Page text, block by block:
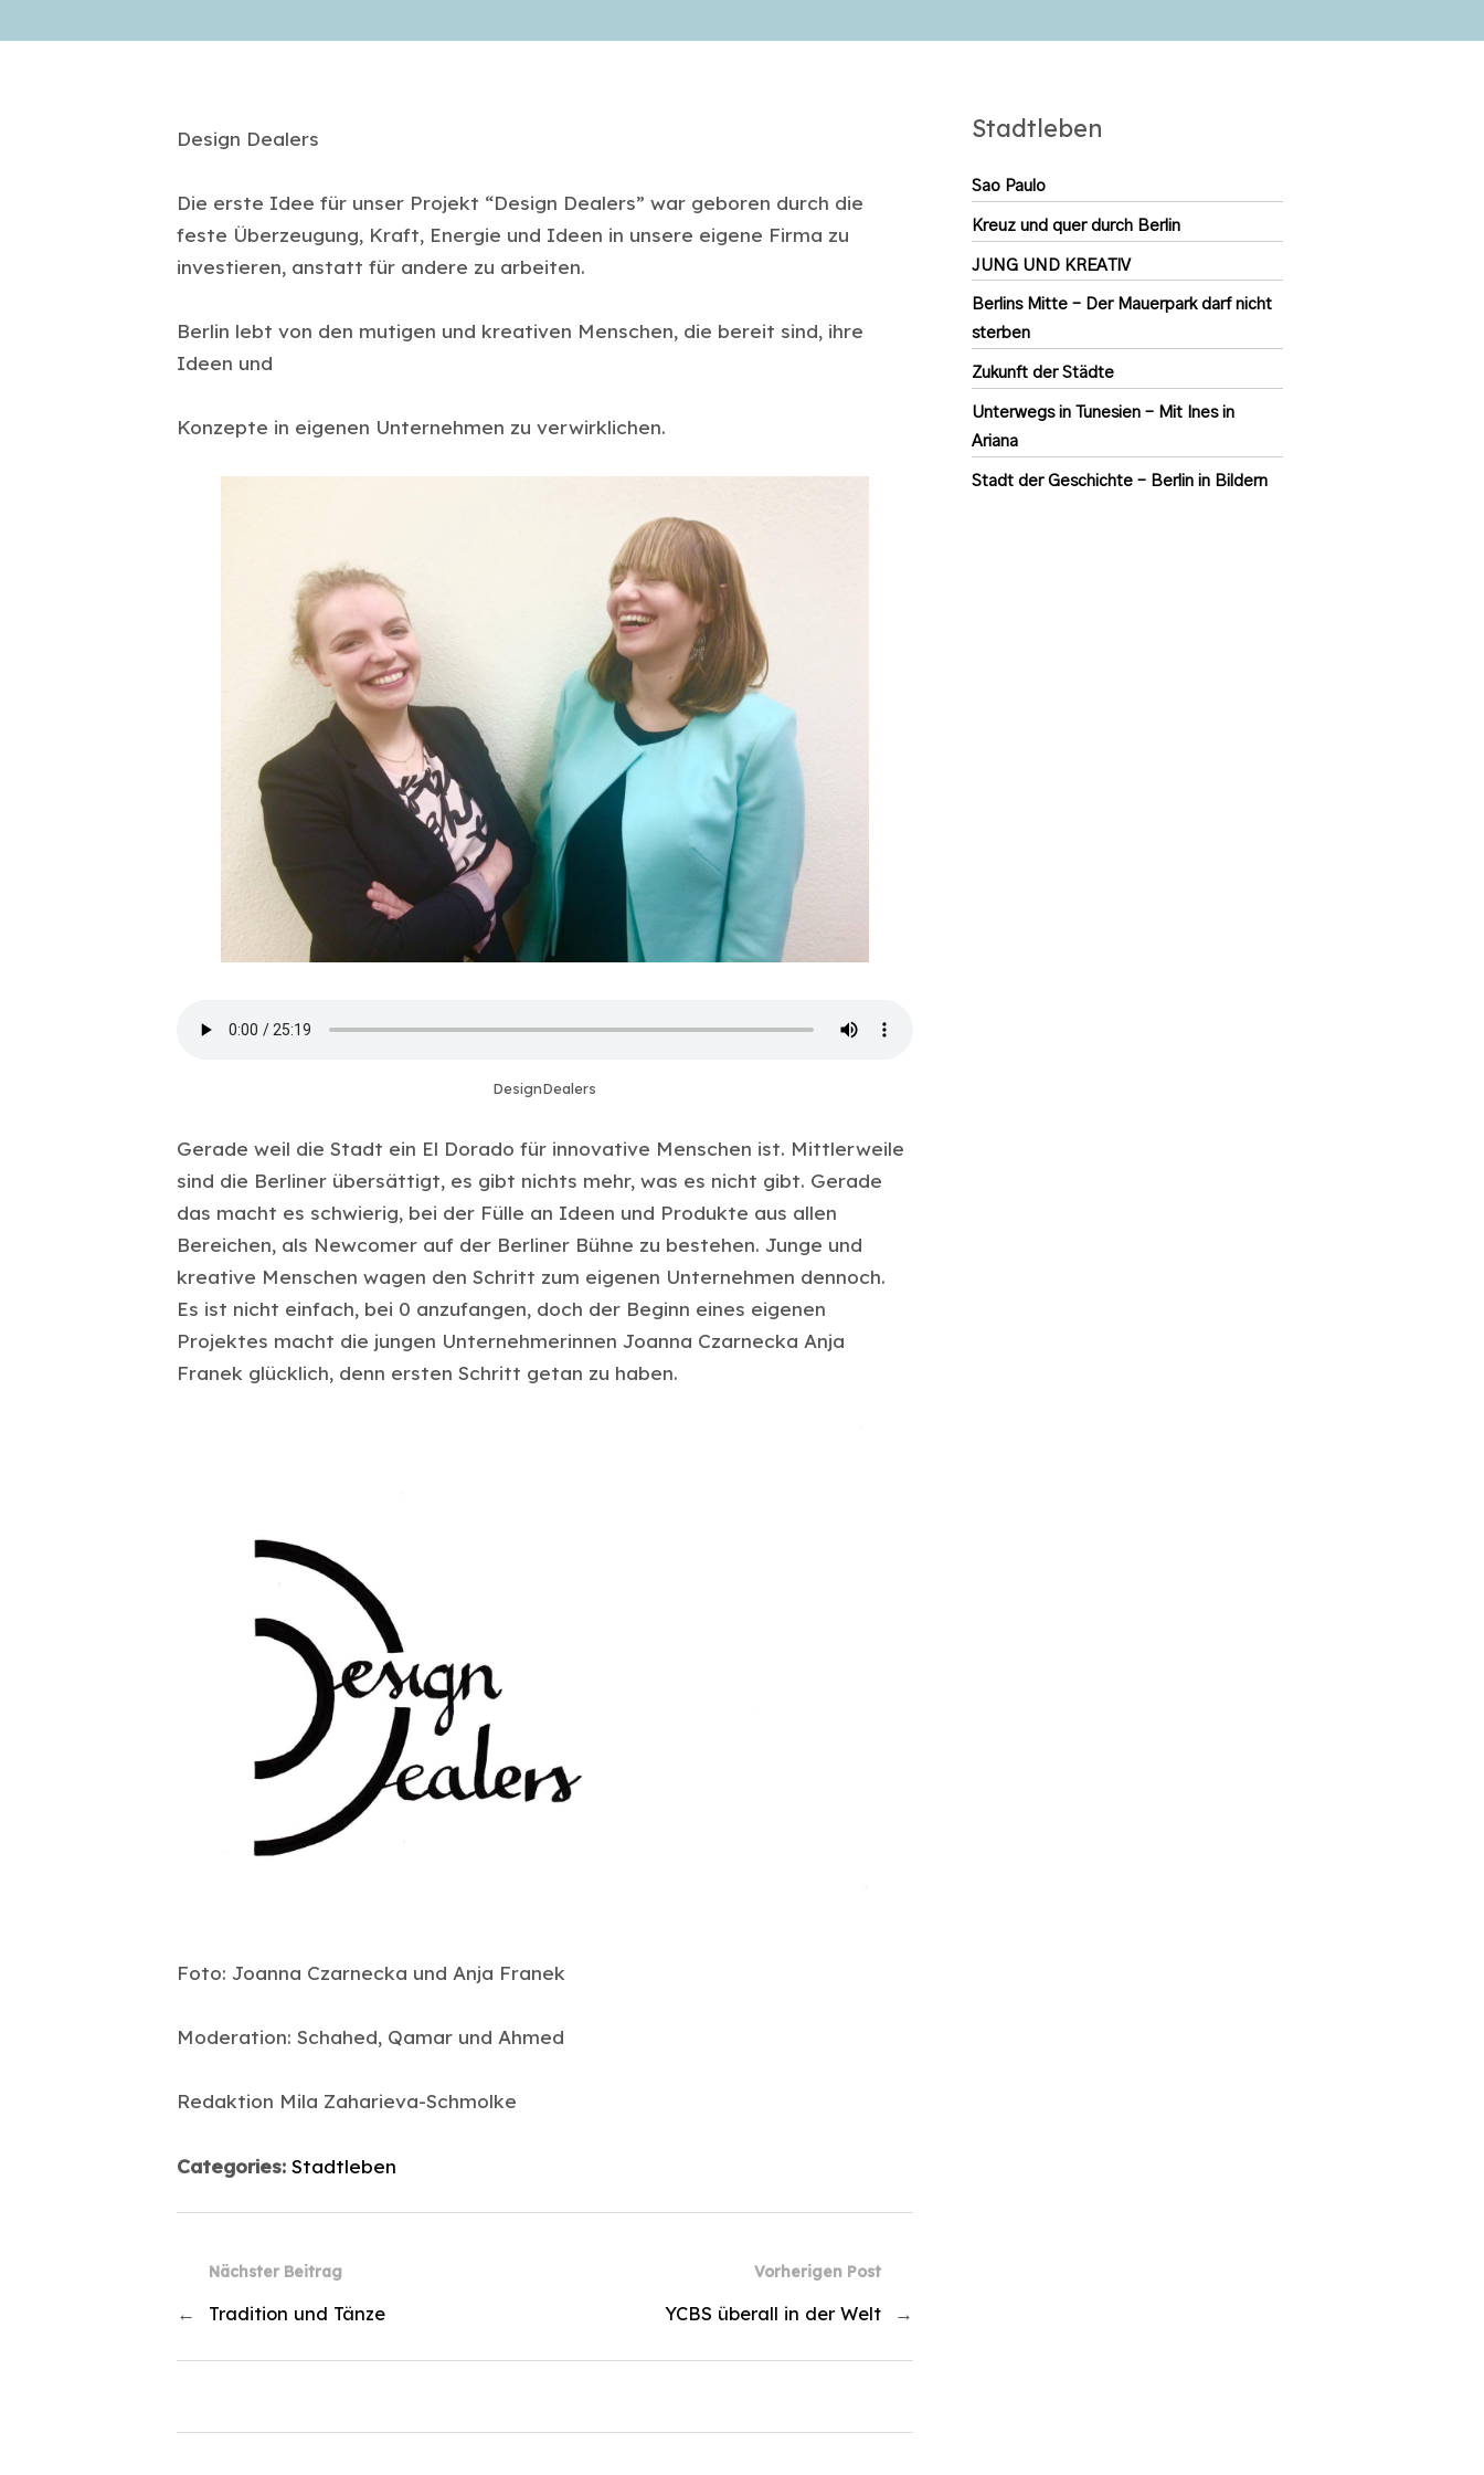
Design Dealers
Die erste Idee für unser Projekt “Design Dealers” war geboren durch die
feste Überzeugung, Kraft, Energie und Ideen in unsere eigene Firma zu
investieren, anstatt für andere zu arbeiten.
Berlin lebt von den mutigen und kreativen Menschen, die bereit sind, ihre
Ideen und
Konzepte in eigenen Unternehmen zu verwirklichen.
DesignDealers
Gerade weil die Stadt ein El Dorado für innovative Menschen ist. Mittlerweile
sind die Berliner übersättigt, es gibt nichts mehr, was es nicht gibt. Gerade
das macht es schwierig, bei der Fülle an Ideen und Produkte aus allen
Bereichen, als Newcomer auf der Berliner Bühne zu bestehen. Junge und
kreative Menschen wagen den Schritt zum eigenen Unternehmen dennoch.
Es ist nicht einfach, bei 0 anzufangen, doch der Beginn eines eigenen
Projektes macht die jungen Unternehmerinnen Joanna Czarnecka Anja
Franek glücklich, denn ersten Schritt getan zu haben.
Foto: Joanna Czarnecka und Anja Franek
Moderation: Schahed, Qamar und Ahmed
Redaktion Mila Zaharieva-Schmolke
Categories: Stadtleben
Vorherigen Post
YCBS überall in der Welt →
Nächster Beitrag
← Tradition und Tänze
Stadtleben
Sao Paulo
Kreuz und quer durch Berlin
JUNG UND KREATIV
Berlins Mitte – Der Mauerpark darf nicht
sterben
Zukunft der Städte
Unterwegs in Tunesien – Mit Ines in
Ariana
Stadt der Geschichte – Berlin in Bildern